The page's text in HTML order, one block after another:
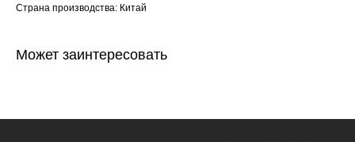
Страна производства: Китай
Может заинтересовать